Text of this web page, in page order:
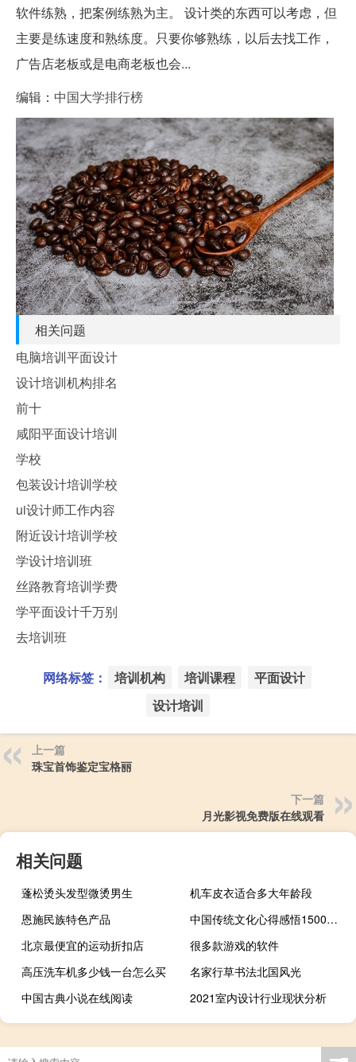
软件练熟，把案例练熟为主。 设计类的东西可以考虑，但
主要是练速度和熟练度。只要你够熟练，以后去找工作，
广告店老板或是电商老板也会...
编辑： 中国大学排行榜
相关问题
电脑培训平面设计
设计培训机构排名
前十
咸阳平面设计培训
学校
包装设计培训学校
ui设计师工作内容
附近设计培训学校
学设计培训班
丝路教育培训学费
学平面设计千万别
去培训班
网络标签： 培训机构 培训课程
平面设计
设计培训
上一篇
珠宝首饰鉴定宝格丽
下一篇
月光影视免费版在线观看
相关问题
蓬松烫头发型微烫男生
机车皮衣适合多大年龄段
恩施民族特色产品
中国传统文化心得感悟1500字（中国传统文化心得感悟）
北京最便宜的运动折扣店
很多款游戏的软件
高压洗车机多少钱一台怎么买
名家行草书法北国风光
中国古典小说在线阅读
2021室内设计行业现状分析